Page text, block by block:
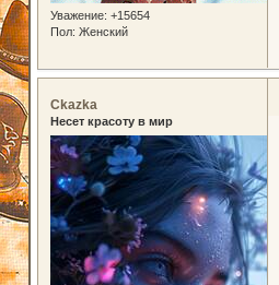
Уважение: +15654
Пол: Женский
Ckazka
Несет красоту в мир